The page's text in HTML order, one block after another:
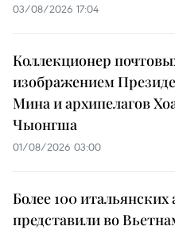
03/08/2026 17:04
Коллекционер
изображением
Мина и архипелагов
Чыонгша
01/08/2026 03:00
Более 100 итальянских
представили во